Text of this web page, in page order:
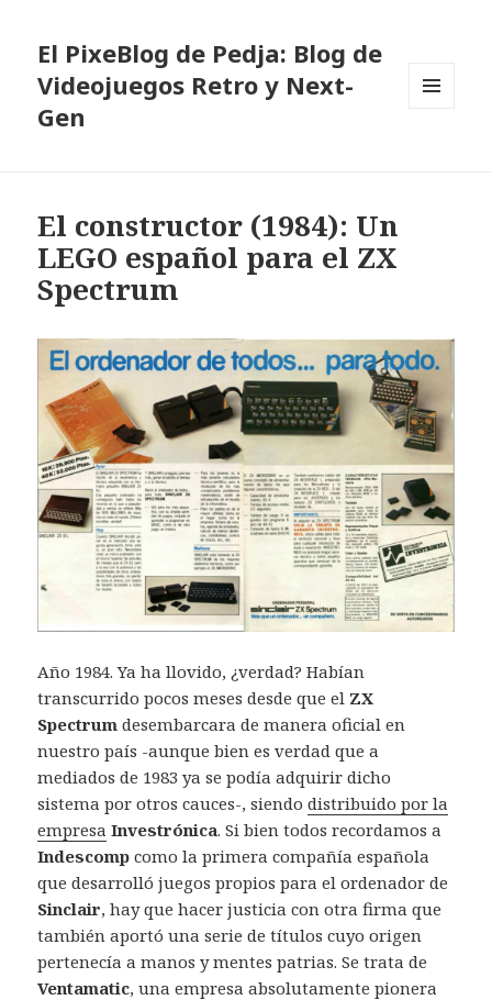
El PixeBlog de Pedja: Blog de
Videojuegos Retro y Next-
Gen
El constructor (1984): Un
LEGO español para el ZX
Spectrum
Año 1984. Ya ha llovido, ¿verdad? Habían
transcurrido pocos meses desde que el ZX
Spectrum desembarcara de manera oficial en
nuestro país -aunque bien es verdad que a
mediados de 1983 ya se podía adquirir dicho
sistema por otros cauces-, siendodistribuido por la
empresa Investrónica. Si bien todos recordamos a
Indescomp como la primera compañía española
que desarrolló juegos propios para el ordenador de
Sinclair, hay que hacer justicia con otra firma que
también aportó una serie de títulos cuyo origen
pertenecía a manos y mentes patrias. Se trata de
Ventamatic, una empresa absolutamente pionera